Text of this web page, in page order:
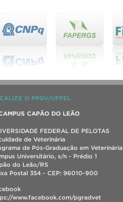
O PPGV/UFPEL
CAPÃO DO LEÃO
FEDERAL DE PELOTAS
de Veterinária
de Pós-Graduação em Veterinária
Universitário, s/n - Prédio 1
do Leão/RS
Postal 354 - CEP: 96010-900
www.facebook.com/pgradvet